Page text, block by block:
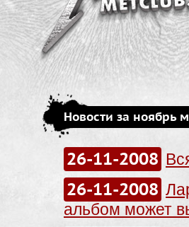
Новости за ноябрь
26-11-2008
26-11-2008
альбом может